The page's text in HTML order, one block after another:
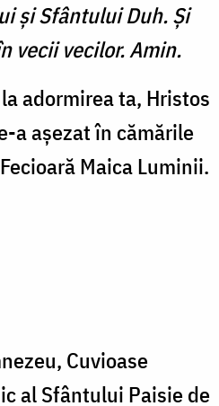
şi Sfântului Duh. Şi
vecii vecilor. Amin.
adormirea ta, Hristos
a aşezat în cămările
Maica Luminii.
Cuvioase
al Sfântului Paisie de